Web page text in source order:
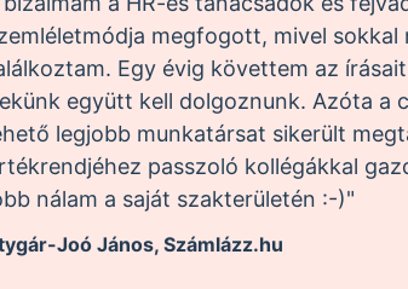
megfogott, mivel
Egy évig követtem az
együtt kell dolgoznunk. Azóta a
legjobb munkatársat sikerült
passzoló kollégákkal
nálam a saját szakterületén :-)"
Joó János, Számlázz.hu